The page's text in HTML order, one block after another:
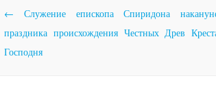
Почтовая навигация
← Служение епископа Спиридона
праздника происхождения Честных Древ
Господня